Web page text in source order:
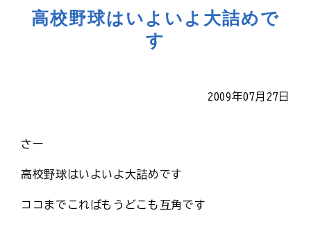
高校野球はいよいよ大詰めで
す
2009年07月27日
さー
高校野球はいよいよ大詰めです
ココまでこればもうどこも互角です